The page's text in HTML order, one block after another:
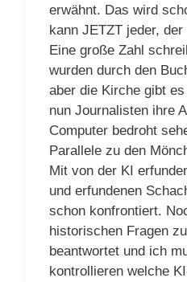
erwähnt. Das wird
kann JETZT jeder,
Eine große Zahl
wurden durch den
aber die Kirche gibt
nun Journalisten ihre
Computer bedroht
Parallele zu den
Mit von der KI
und erfundenen
schon konfrontiert.
historischen Fragen
beantwortet und ich
kontrollieren welche